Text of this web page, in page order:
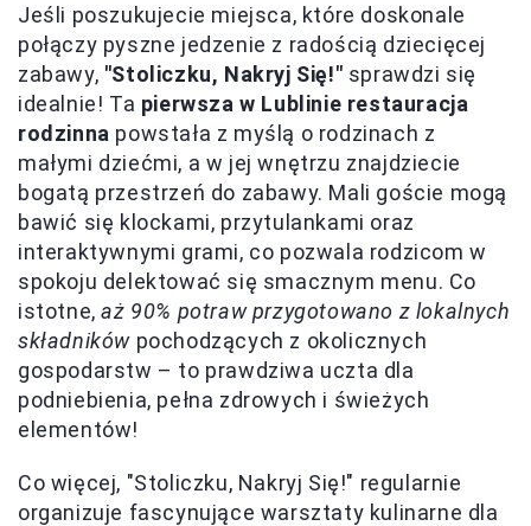
Jeśli poszukujecie miejsca, które doskonale
połączy pyszne jedzenie z radością dziecięcej
zabawy, "Stoliczku, Nakryj Się!" sprawdzi się
idealnie! Ta pierwsza w Lublinie restauracja
rodzinna powstała z myślą o rodzinach z
małymi dziećmi, a w jej wnętrzu znajdziecie
bogatą przestrzeń do zabawy. Mali goście mogą
bawić się klockami, przytulankami oraz
interaktywnymi grami, co pozwala rodzicom w
spokoju delektować się smacznym menu. Co
istotne,aż 90% potraw przygotowano z lokalnych
składników pochodzących z okolicznych
gospodarstw – to prawdziwa uczta dla
podniebienia, pełna zdrowych i świeżych
elementów!
Co więcej, "Stoliczku, Nakryj Się!" regularnie
organizuje fascynujące warsztaty kulinarne dla